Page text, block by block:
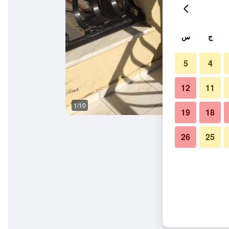
1/10
ج س
4
5
11
12
18
19
25
26